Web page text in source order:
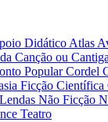
DidáticoAtlas
Canção ou
PopularCordel
Ficção Científica
Não Ficção
Teatro